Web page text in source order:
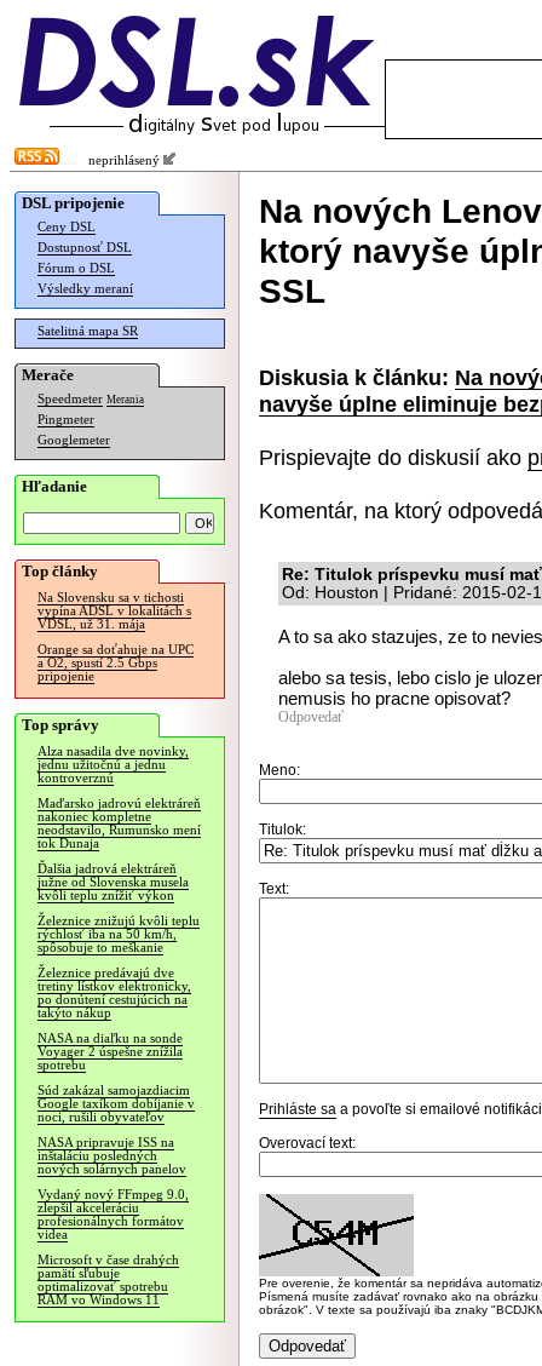
neprihlásený
DSL pripojenie
Ceny DSL
Dostupnosť DSL
Fórum o DSL
Výsledky meraní
Satelitná mapa SR
Merače
Speedmeter Merania
Pingmeter
Googlemeter
Hľadanie
Top články
Na Slovensku sa v tichosti
vypína ADSL v lokalitách s
VDSL, už 31. mája
Orange sa doťahuje na UPC
a O2, spustí 2.5 Gbps
pripojenie
Top správy
Alza nasadila dve novinky,
jednu užitočnú a jednu
kontroverznú
Maďarsko jadrovú elektráreň
nakoniec kompletne
neodstavilo, Rumunsko mení
tok Dunaja
Ďalšia jadrová elektráreň
južne od Slovenska musela
kvôli teplu znížiť výkon
Železnice znižujú kvôli teplu
rýchlosť iba na 50 km/h,
spôsobuje to meškanie
Železnice predávajú dve
tretiny lístkov elektronicky,
po donútení cestujúcich na
takýto nákup
NASA na diaľku na sonde
Voyager 2 úspešne znížila
spotrebu
Súd zakázal samojazdiacim
Google taxíkom dobíjanie v
noci, rušili obyvateľov
NASA pripravuje ISS na
inštaláciu posledných
nových solárnych panelov
Vydaný nový FFmpeg 9.0,
zlepšil akceleráciu
profesionálnych formátov
videa
Microsoft v čase drahých
pamätí sľubuje
optimalizovať spotrebu
RAM vo Windows 11
Na nových
ktorý navyše
SSL
Diskusia k článku: Na
navyše úplne eliminuje
Prispievajte do diskusií ako
Komentár, na ktorý
Re: Titulok príspevku musí
Od: Houston | Pridané: 2015-02-
A to sa ako stazujes, ze to
alebo sa tesis, lebo cislo je
nemusis ho pracne opisovat?
Odpovedať
Meno:
Titulok:
Text:
Prihláste sa a povoľte si emailové
Overovací text:
Pre overenie, že komentár sa nepridáva
Písmená musíte zadávať rovnako ako na
obrázok". V texte sa používajú iba znaky